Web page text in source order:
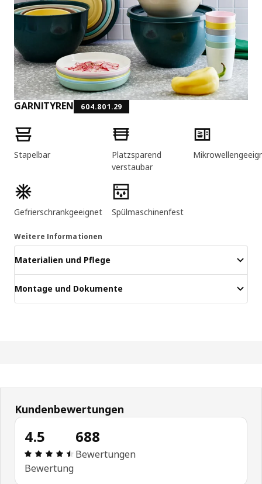
GARNITYREN 604.801.29
Produktmerkmale
Stapelbar
Platzsparend
verstaubar
Gefrierschrankgeeignet Spülmaschinenfest
Weitere Informationen
Materialien und Pflege
Montage und Dokumente
Kundenbewertungen
4.5
Bewertung: 4.5 von 5 Sterne Alle Bewertungen:
Bewertung
688
Bewertungen